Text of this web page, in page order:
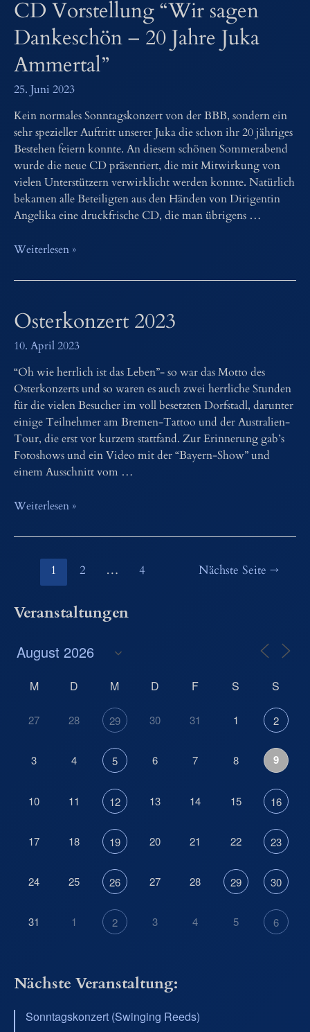
CD Vorstellung “Wir sagen
Dankeschön – 20 Jahre Juka
Ammertal”
25. Juni 2023
Kein normales Sonntagskonzert von der BBB, sondern ein
sehr spezieller Auftritt unserer Juka die schon ihr 20 jähriges
Bestehen feiern konnte. An diesem schönen Sommerabend
wurde die neue CD präsentiert, die mit Mitwirkung von
vielen Unterstützern verwirklicht werden konnte. Natürlich
bekamen alle Beteiligten aus den Händen von Dirigentin
Angelika eine druckfrische CD, die man übrigens …
CD
“Wir
Dankeschön
20
Jahre
Juka
Ammertal”
Weiterlesen »
Osterkonzert 2023
10. April 2023
“Oh wie herrlich ist das Leben”- so war das Motto des
Osterkonzerts und so waren es auch zwei herrliche Stunden
für die vielen Besucher im voll besetzten Dorfstadl, darunter
einige Teilnehmer am Bremen-Tattoo und der Australien-
Tour, die erst vor kurzem stattfand. Zur Erinnerung gab’s
Fotoshows und ein Video mit der “Bayern-Show” und
einem Ausschnitt vom …
Osterkonzert
Weiterlesen »
Seitennummerierung
1 2 … 4 Nächste Seite→
Veranstaltungen
M D M D F S S
27 28 29 30 31 1 2
3 4 5 6 7 8 9
10 11 12 13 14 15 16
17 18 19 20 21 22 23
24 25 26 27 28 29 30
31 1 2 3 4 5 6
Nächste Veranstaltung:
Sonntagskonzert (Swinging Reeds)